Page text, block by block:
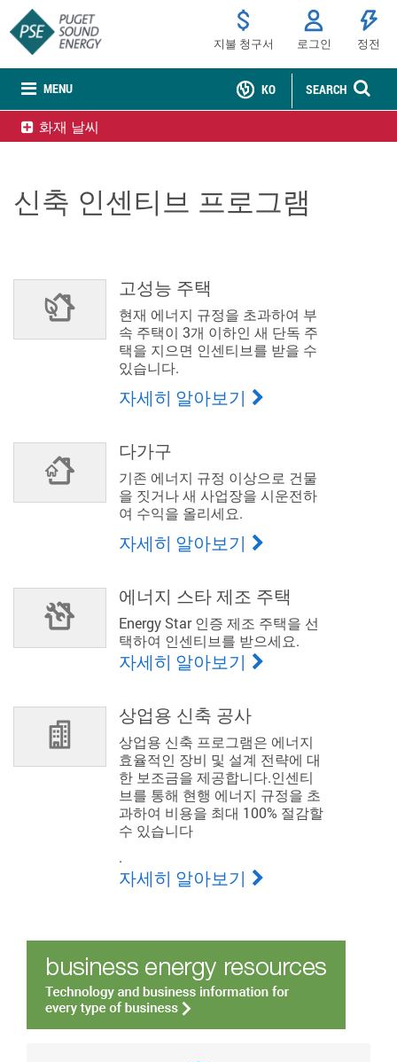
MENU
지불 청구서 로그인 정전
SEARCH
KO
화재 날씨
신축 인센티브 프로그램
고성능 주택
현재 에너지 규정을 초과하여 부
속 주택이 3개 이하인 새 단독 주
택을 지으면 인센티브를 받을 수
있습니다.
자세히 알아보기
다가구
기존 에너지 규정 이상으로 건물
을 짓거나 새 사업장을 시운전하
여 수익을 올리세요.
자세히 알아보기
에너지 스타 제조 주택
Energy Star 인증 제조 주택을 선
택하여 인센티브를 받으세요.
자세히 알아보기
상업용 신축 공사
상업용 신축 프로그램은 에너지
효율적인 장비 및 설계 전략에 대
한 보조금을 제공합니다.인센티
브를 통해 현행 에너지 규정을 초
과하여 비용을 최대 100% 절감할
수 있습니다
.
자세히 알아보기